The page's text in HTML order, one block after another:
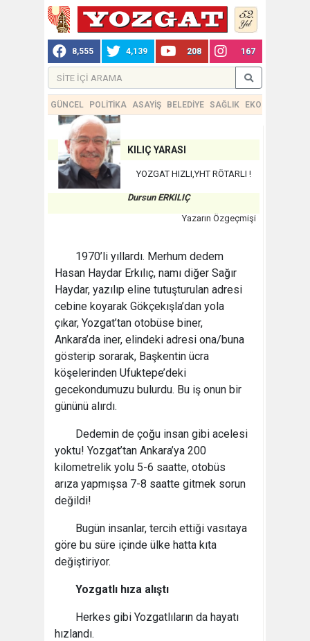
8,555 4,139 208 167
GÜNCEL POLİTİKA ASAYİŞ BELEDİYE SAĞLIK EKONOMİ
KILIÇ YARASI
YOZGAT HIZLI,YHT RÖTARLI !
Dursun ERKILIÇ
Yazarın Özgeçmişi
1970’li yıllardı. Merhum dedem
Hasan Haydar Erkılıç, namı diğer Sağır
Haydar, yazılıp eline tutuşturulan adresi
cebine koyarak Gökçekışla’dan yola
çıkar, Yozgat’tan otobüse biner,
Ankara’da iner, elindeki adresi ona/buna
gösterip sorarak, Başkentin ücra
köşelerinden Ufuktepe’deki
gecekondumuzu bulurdu. Bu iş onun bir
gününü alırdı.
Dedemin de çoğu insan gibi acelesi
yoktu! Yozgat’tan Ankara’ya 200
kilometrelik yolu 5-6 saatte, otobüs
arıza yapmışsa 7-8 saatte gitmek sorun
değildi!
Bugün insanlar, tercih ettiği vasıtaya
göre bu süre içinde ülke hatta kıta
değiştiriyor.
Yozgatlı hıza alıştı
Herkes gibi Yozgatlıların da hayatı
hızlandı.